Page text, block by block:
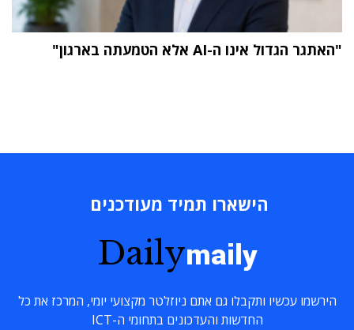
"האתגר הגדול אינו ה-AI אלא הטמעתה בארגון"
הישארו תמיד מעודכנים
Dailymaily
הירשמו עכשיו ותקבלו גם אתם ניוזלטר מקצועי יומי, המרכז את כל
החדשות והעדכונים בתחומי ה-ICT